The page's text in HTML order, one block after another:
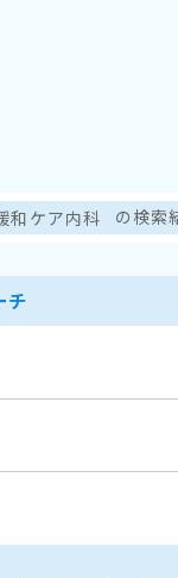
和ケア内科 の検索
チ